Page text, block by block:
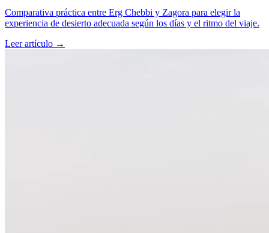
Comparativa práctica entre Erg Chebbi y Zagora para elegir la
experiencia de desierto adecuada según los días y el ritmo del viaje.
Leer artículo →